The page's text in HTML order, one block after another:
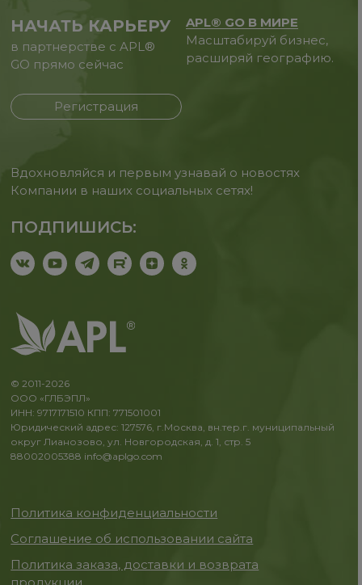
НАЧАТЬ КАРЬЕРУ
в партнерстве с APL®
GO прямо сейчас
Регистрация
APL® GO В МИРЕ
Масштабируй бизнес,
расширяй географию.
Вдохновляйся и первым узнавай о новостях
Компании в наших социальных сетях!
ПОДПИШИСЬ:
© 2011-2026
ООО «ГЛБЭПЛ»
ИНН: 9717171510 КПП: 771501001
Юридический адрес: 127576, г.Москва, вн.тер.г. муниципальный
округ Лианозово, ул. Новгородская, д. 1, стр. 5
88002005388 info@aplgo.com
Политика конфиденциальности
Соглашение об использовании сайта
Политика заказа, доставки и возврата